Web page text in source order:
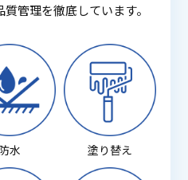
管理を徹底しています。
防水 塗り替え